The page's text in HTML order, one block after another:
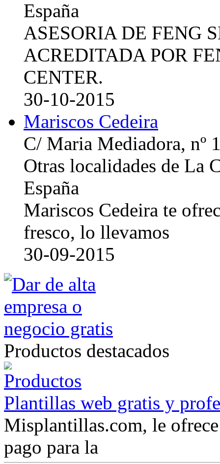
España
ASESORIA DE FENG
ACREDITADA POR
CENTER.
30-10-2015
Mariscos Cedeira
C/ Maria Mediadora, nº
Otras localidades de La
España
Mariscos Cedeira te
fresco, lo llevamos
30-09-2015
Productos destacados
Plantillas web gratis y
Misplantillas.com, le
pago para la